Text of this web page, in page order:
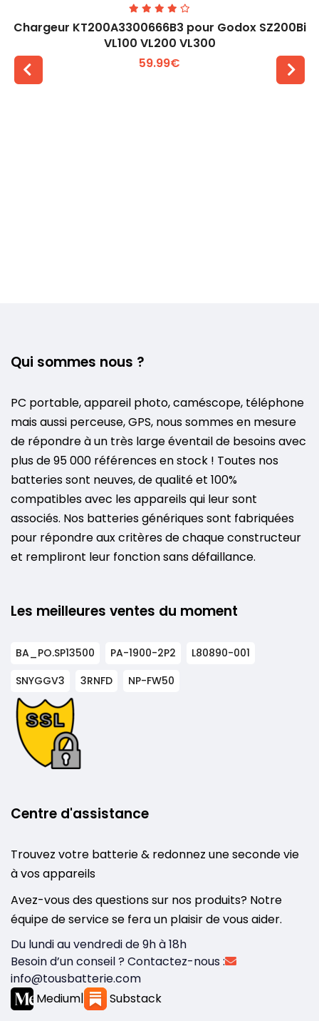
Chargeur KT200A3300666B3 pour Godox SZ200Bi
VL100 VL200 VL300
59.99€
Qui sommes nous ?
PC portable, appareil photo, caméscope, téléphone
mais aussi perceuse, GPS, nous sommes en mesure
de répondre à un très large éventail de besoins avec
plus de 95 000 références en stock ! Toutes nos
batteries sont neuves, de qualité et 100%
compatibles avec les appareils qui leur sont
associés. Nos batteries génériques sont fabriquées
pour répondre aux critères de chaque constructeur
et rempliront leur fonction sans défaillance.
Les meilleures ventes du moment
BA_PO.SP13500 PA-1900-2P2
L80890-001
SNYGGV3
3RNFD NP-FW50
Centre d'assistance
Trouvez votre batterie & redonnez une seconde vie
à vos appareils
Avez-vous des questions sur nos produits? Notre
équipe de service se fera un plaisir de vous aider.
Du lundi au vendredi de 9h à 18h
Besoin d’un conseil ? Contactez-nous :
info@tousbatterie.com
Medium| Substack